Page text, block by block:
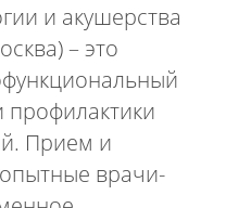
и акушерства
– это
профилактики
Прием и
врачи-